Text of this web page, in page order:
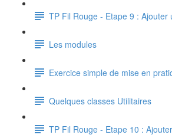
TP Fil Rouge - Etape 9 :
Les modules
Exercice simple de mise en
Quelques classes Utilitaires
TP Fil Rouge - Etape 10 :